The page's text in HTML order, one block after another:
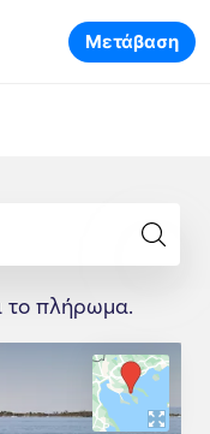
Μετάβαση
το πλήρωμα.